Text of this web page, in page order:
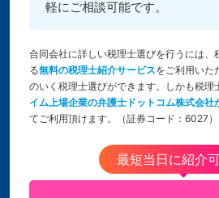
軽にご相談可能です。
合同会社に詳しい税理士選びを行うには、
る無料の税理士紹介サービスをご利用いた
のいく税理士選びができます。しかも税理
イム上場企業の弁護士ドットコム株式会社
てご利用頂けます。（証券コード：6027）
最短当日に紹介